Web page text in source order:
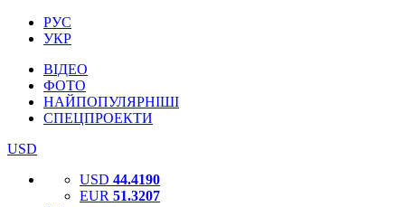
РУС
УКР
ВІДЕО
ФОТО
НАЙПОПУЛЯРНІШІ
СПЕЦПРОЕКТИ
USD
USD 44.4190
EUR 51.3207